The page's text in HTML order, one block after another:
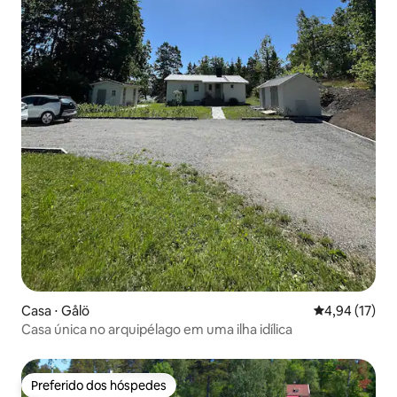
Casa ⋅ Gålö 4,94 de uma
4,94 (17)
Casa única no arquipélago em uma ilha idílica
Preferido dos hóspedes
Preferido dos hóspedes